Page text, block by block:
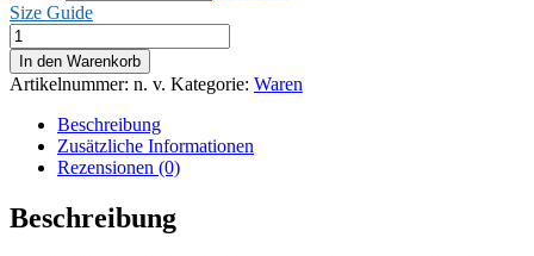
Size Guide
HouseAffair
Unisex-
Bio-
Baumwoll-
Shirt
Menge
In den Warenkorb
Artikelnummer: n. v. Kategorie: Waren
Beschreibung
Zusätzliche Informationen
Rezensionen (0)
Beschreibung